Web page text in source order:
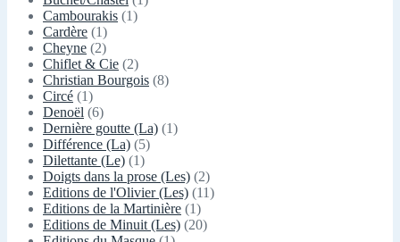
Cambourakis (1)
Cardère (1)
Cheyne (2)
Chiflet & Cie (2)
Christian Bourgois (8)
Circé (1)
Denoël (6)
Dernière goutte (La) (1)
Différence (La) (5)
Dilettante (Le) (1)
Doigts dans la prose (Les) (2)
Editions de l'Olivier (Les) (11)
Editions de la Martinière (1)
Editions de Minuit (Les) (20)